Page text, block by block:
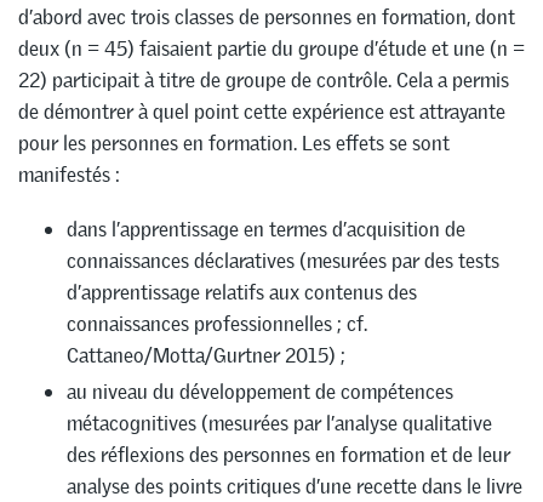
d’abord avec trois classes de personnes en formation, dont
deux (n = 45) faisaient partie du groupe d’étude et une (n =
22) participait à titre de groupe de contrôle. Cela a permis
de démontrer à quel point cette expérience est attrayante
pour les personnes en formation. Les effets se sont
manifestés :
dans l’apprentissage en termes d’acquisition de
connaissances déclaratives (mesurées par des tests
d’apprentissage relatifs aux contenus des
connaissances professionnelles ; cf.
Cattaneo/Motta/Gurtner 2015) ;
au niveau du développement de compétences
métacognitives (mesurées par l’analyse qualitative
des réflexions des personnes en formation et de leur
analyse des points critiques d’une recette dans le livre